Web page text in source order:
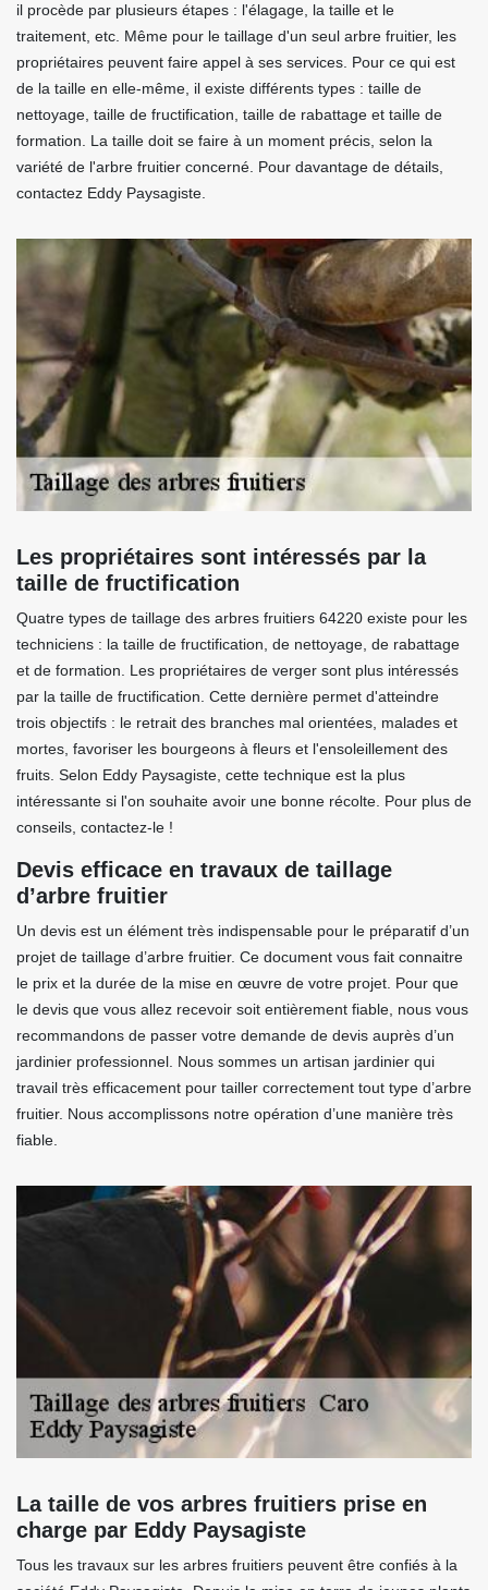
il procède par plusieurs étapes : l'élagage, la taille et le
traitement, etc. Même pour le taillage d'un seul arbre fruitier, les
propriétaires peuvent faire appel à ses services. Pour ce qui est
de la taille en elle-même, il existe différents types : taille de
nettoyage, taille de fructification, taille de rabattage et taille de
formation. La taille doit se faire à un moment précis, selon la
variété de l'arbre fruitier concerné. Pour davantage de détails,
contactez Eddy Paysagiste.
Les propriétaires sont intéressés par la
taille de fructification
Quatre types de taillage des arbres fruitiers 64220 existe pour les
techniciens : la taille de fructification, de nettoyage, de rabattage
et de formation. Les propriétaires de verger sont plus intéressés
par la taille de fructification. Cette dernière permet d'atteindre
trois objectifs : le retrait des branches mal orientées, malades et
mortes, favoriser les bourgeons à fleurs et l'ensoleillement des
fruits. Selon Eddy Paysagiste, cette technique est la plus
intéressante si l'on souhaite avoir une bonne récolte. Pour plus de
conseils, contactez-le !
Devis efficace en travaux de taillage
d’arbre fruitier
Un devis est un élément très indispensable pour le préparatif d’un
projet de taillage d’arbre fruitier. Ce document vous fait connaitre
le prix et la durée de la mise en œuvre de votre projet. Pour que
le devis que vous allez recevoir soit entièrement fiable, nous vous
recommandons de passer votre demande de devis auprès d’un
jardinier professionnel. Nous sommes un artisan jardinier qui
travail très efficacement pour tailler correctement tout type d’arbre
fruitier. Nous accomplissons notre opération d’une manière très
fiable.
La taille de vos arbres fruitiers prise en
charge par Eddy Paysagiste
Tous les travaux sur les arbres fruitiers peuvent être confiés à la